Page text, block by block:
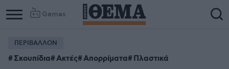
Games
ΠΕΡΙΒΑΛΛΟΝ
Σκουπίδια Ακτές Απορρίματα Πλαστικά